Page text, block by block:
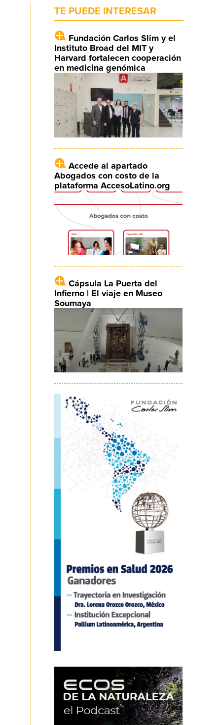
TE PUEDE INTERESAR
Fundación Carlos Slim y el
Instituto Broad del MIT y
Harvard fortalecen cooperación
en medicina genómica
Accede al apartado
Abogados con costo de la
plataforma AccesoLatino.org
Cápsula La Puerta del
Infierno | El viaje en Museo
Soumaya